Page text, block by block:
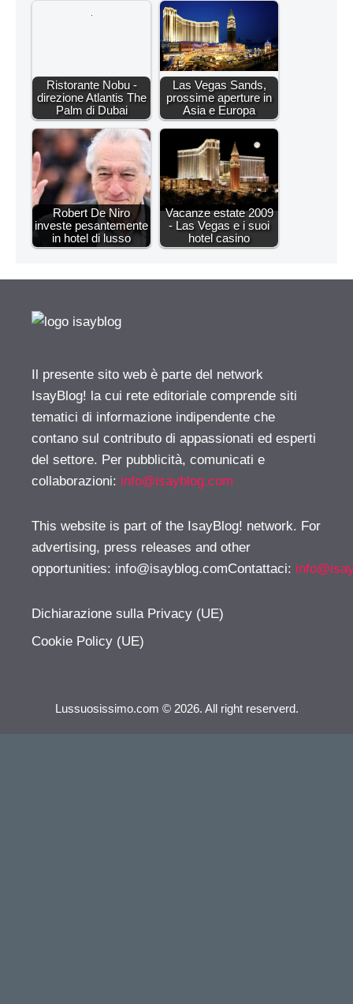
Ristorante Nobu -
direzione Atlantis The
Palm di Dubai
Las Vegas Sands,
prossime aperture in
Asia e Europa
Robert De Niro
investe pesantemente
in hotel di lusso
Vacanze estate 2009
- Las Vegas e i suoi
hotel casino
Il presente sito web è parte del network
IsayBlog! la cui rete editoriale comprende siti
tematici di informazione indipendente che
contano sul contributo di appassionati ed esperti
del settore. Per pubblicità, comunicati e
collaborazioni: info@isayblog.com
This website is part of the IsayBlog! network. For
advertising, press releases and other
opportunities: info@isayblog.comContattaci:
Dichiarazione sulla Privacy (UE)
Cookie Policy (UE)
Lussuosissimo.com © 2026. All right reserverd.